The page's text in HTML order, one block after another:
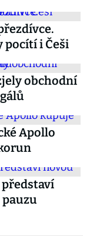
pocítí i Češi
obchodní
Apollo
představí